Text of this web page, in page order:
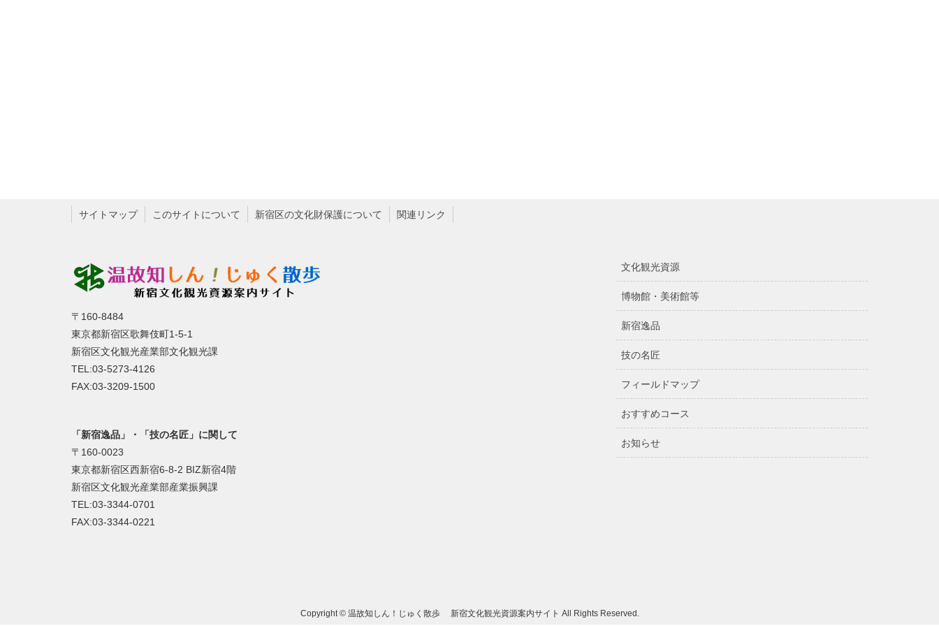
サイトマップ このサイトについて 新宿区の文化財保護について 関連リンク
〒160-8484
東京都新宿区歌舞伎町1-5-1
新宿区文化観光産業部文化観光課
TEL:03-5273-4126
FAX:03-3209-1500
「新宿逸品」・「技の名匠」に関して
〒160-0023
東京都新宿区西新宿6-8-2 BIZ新宿4階
新宿区文化観光産業部産業振興課
TEL:03-3344-0701
FAX:03-3344-0221
文化観光資源
博物館・美術館等
新宿逸品
技の名匠
フィールドマップ
おすすめコース
お知らせ
Copyright © 温故知しん！じゅく散歩 新宿文化観光資源案内サイト All Rights Reserved.